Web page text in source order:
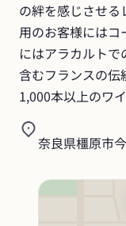
の絆を感じさせる
用のお客様には
にはアラカルト
含むフランスの
1,000本以上のワ
奈良県橿原市